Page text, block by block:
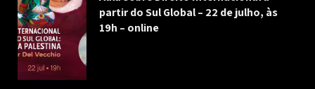
partir do Sul Global – 22 de julho, às
19h – online